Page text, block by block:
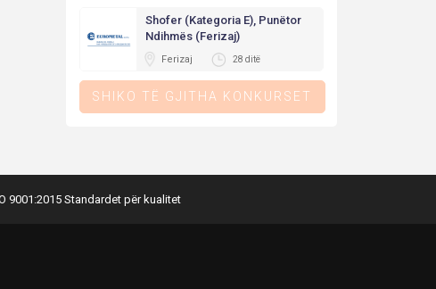
Shofer (Kategoria E), Punëtor
Ndihmës (Ferizaj)
Ferizaj 28 ditë
SHIKO TË GJITHA KONKURSET
9001:2015 Standardet për kualitet